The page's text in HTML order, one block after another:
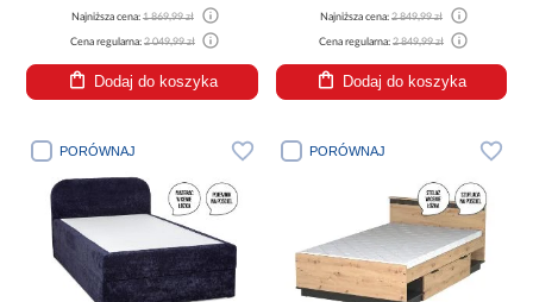
Najniższa cena: 1 869,99 zł
Cena regularna: 2 049,99 zł
Dodaj do koszyka
Najniższa cena:2 849,99 zł
Cena regularna:2 849,99 zł
Dodaj do koszyka
PORÓWNAJ PORÓWNAJ